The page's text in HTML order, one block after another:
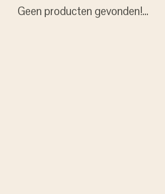
Geen producten gevonden!...